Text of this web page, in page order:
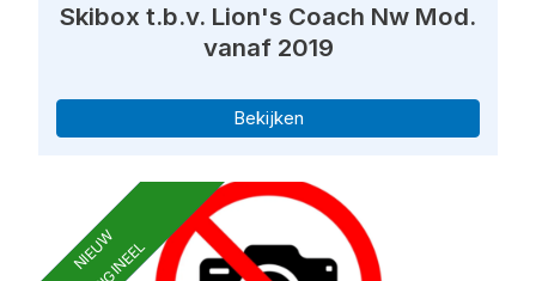
Skibox t.b.v. Lion's Coach Nw Mod.
vanaf 2019
Bekijken
NIEUW